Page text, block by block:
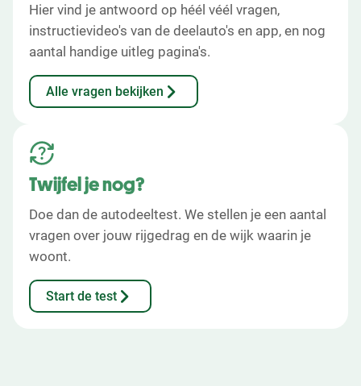
Hier vind je antwoord op héél véél vragen,
instructievideo's van de deelauto's en app, en nog
aantal handige uitleg pagina's.
Alle vragen bekijken
Twijfel je nog?
Doe dan de autodeeltest. We stellen je een aantal
vragen over jouw rijgedrag en de wijk waarin je
woont.
Start de test